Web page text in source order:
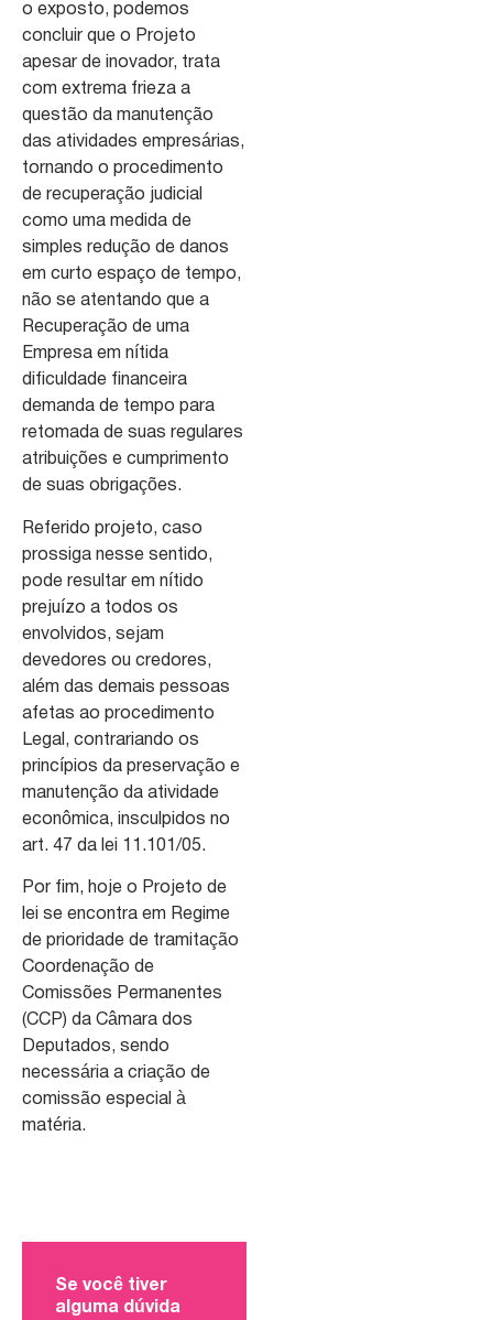
o exposto, podemos
concluir que o Projeto
apesar de inovador, trata
com extrema frieza a
questão da manutenção
das atividades empresárias,
tornando o procedimento
de recuperação judicial
como uma medida de
simples redução de danos
em curto espaço de tempo,
não se atentando que a
Recuperação de uma
Empresa em nítida
dificuldade financeira
demanda de tempo para
retomada de suas regulares
atribuições e cumprimento
de suas obrigações.
Referido projeto, caso
prossiga nesse sentido,
pode resultar em nítido
prejuízo a todos os
envolvidos, sejam
devedores ou credores,
além das demais pessoas
afetas ao procedimento
Legal, contrariando os
princípios da preservação e
manutenção da atividade
econômica, insculpidos no
art. 47 da lei 11.101/05.
Por fim, hoje o Projeto de
lei se encontra em Regime
de prioridade de tramitação
Coordenação de
Comissões Permanentes
(CCP) da Câmara dos
Deputados, sendo
necessária a criação de
comissão especial à
matéria.
Se você tiver
alguma dúvida